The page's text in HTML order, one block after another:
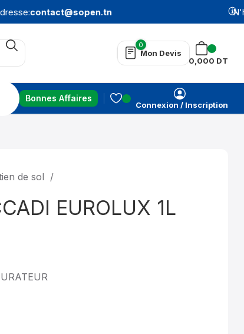
contact@sopen.tn
0
Mon Devis
0,000 DT
Bonnes Affaires
Connexion / Inscription
de sol
EUROLUX 1L